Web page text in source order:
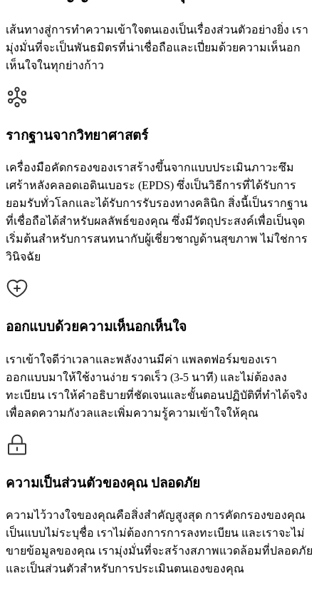
เส้นทางสู่การทำความเข้าใจตนเองเป็นเรื่องส่วนตัวอย่างยิ่ง เรา
มุ่งมั่นที่จะเป็นพันธมิตรที่น่าเชื่อถือและเปี่ยมด้วยความเห็นอก
เห็นใจในทุกย่างก้าว
รากฐานจากวิทยาศาสตร์
เครื่องมือคัดกรองของเราสร้างขึ้นจากแบบประเมินภาวะซึม
เศร้าหลังคลอดเอดินเบอระ (EPDS) ซึ่งเป็นวิธีการที่ได้รับการ
ยอมรับทั่วโลกและได้รับการรับรองทางคลินิก สิ่งนี้เป็นรากฐาน
ที่เชื่อถือได้สำหรับผลลัพธ์ของคุณ ซึ่งมีวัตถุประสงค์เพื่อเป็นจุด
เริ่มต้นสำหรับการสนทนากับผู้เชี่ยวชาญด้านสุขภาพ ไม่ใช่การ
วินิจฉัย
ออกแบบด้วยความเห็นอกเห็นใจ
เราเข้าใจดีว่าเวลาและพลังงานมีค่า แพลตฟอร์มของเรา
ออกแบบมาให้ใช้งานง่าย รวดเร็ว (3-5 นาที) และไม่ต้องลง
ทะเบียน เราให้คำอธิบายที่ชัดเจนและขั้นตอนปฏิบัติที่ทำได้จริง
เพื่อลดความกังวลและเพิ่มความรู้ความเข้าใจให้คุณ
ความเป็นส่วนตัวของคุณ ปลอดภัย
ความไว้วางใจของคุณคือสิ่งสำคัญสูงสุด การคัดกรองของคุณ
เป็นแบบไม่ระบุชื่อ เราไม่ต้องการการลงทะเบียน และเราจะไม่
ขายข้อมูลของคุณ เรามุ่งมั่นที่จะสร้างสภาพแวดล้อมที่ปลอดภัย
และเป็นส่วนตัวสำหรับการประเมินตนเองของคุณ